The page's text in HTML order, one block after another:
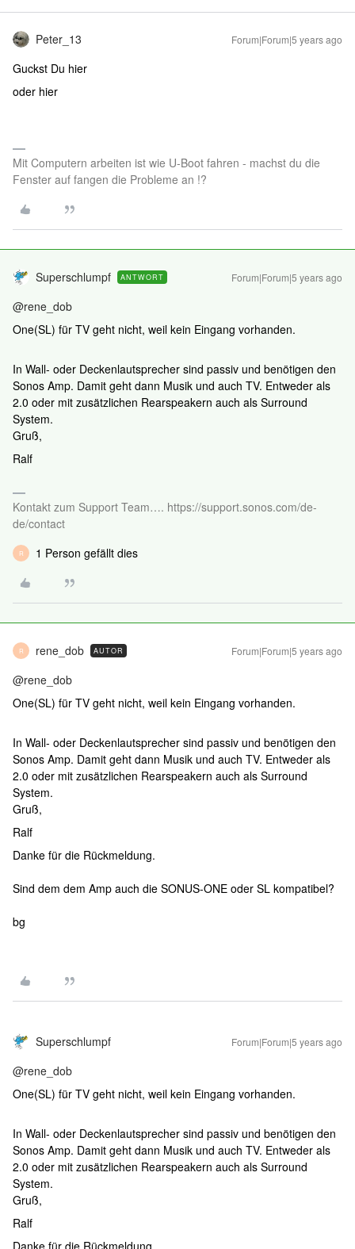
Peter_13 Forum|Forum|5 years ago
Guckst Du hier
oder hier
Mit Computern arbeiten ist wie U-Boot fahren - machst du die
Fenster auf fangen die Probleme an !?
Superschlumpf ANTWORT Forum|Forum|5 years ago
@rene_dob
One(SL) für TV geht nicht, weil kein Eingang vorhanden.
In Wall- oder Deckenlautsprecher sind passiv und benötigen den
Sonos Amp. Damit geht dann Musik und auch TV. Entweder als
2.0 oder mit zusätzlichen Rearspeakern auch als Surround
System.
Gruß,
Ralf
Kontakt zum Support Team…. https://support.sonos.com/de-
de/contact
R 1 Person gefällt dies
R rene_dob AUTOR Forum|Forum|5 years ago
@rene_dob
One(SL) für TV geht nicht, weil kein Eingang vorhanden.
In Wall- oder Deckenlautsprecher sind passiv und benötigen den
Sonos Amp. Damit geht dann Musik und auch TV. Entweder als
2.0 oder mit zusätzlichen Rearspeakern auch als Surround
System.
Gruß,
Ralf
Danke für die Rückmeldung.
Sind dem dem Amp auch die SONUS-ONE oder SL kompatibel?
bg
Superschlumpf Forum|Forum|5 years ago
@rene_dob
One(SL) für TV geht nicht, weil kein Eingang vorhanden.
In Wall- oder Deckenlautsprecher sind passiv und benötigen den
Sonos Amp. Damit geht dann Musik und auch TV. Entweder als
2.0 oder mit zusätzlichen Rearspeakern auch als Surround
System.
Gruß,
Ralf
Danke für die Rückmeldung.